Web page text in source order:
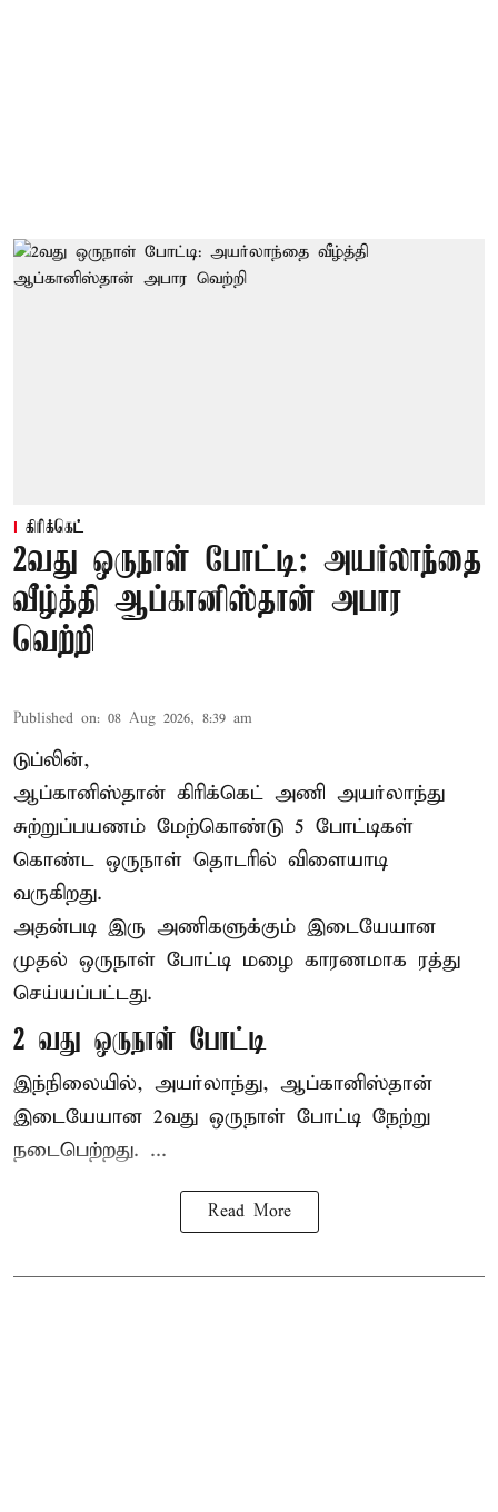
கிரிக்கெட்
2வது ஒருநாள் போட்டி: அயர்லாந்தை
வீழ்த்தி ஆப்கானிஸ்தான் அபார
வெற்றி
Published on: 08 Aug 2026, 8:39 am
டுப்லின்,
ஆப்கானிஸ்தான் கிரிக்கெட் அணி அயர்லாந்து
சுற்றுப்பயணம் மேற்கொண்டு 5 போட்டிகள்
கொண்ட ஒருநாள் தொடரில் விளையாடி
வருகிறது.
அதன்படி இரு அணிகளுக்கும் இடையேயான
முதல் ஒருநாள் போட்டி மழை காரணமாக ரத்து
செய்யப்பட்டது.
2 வது ஒருநாள் போட்டி
இந்நிலையில், அயர்லாந்து, ஆப்கானிஸ்தான்
இடையேயான 2வது ஒருநாள் போட்டி நேற்று
நடைபெற்றது. ...
Read More